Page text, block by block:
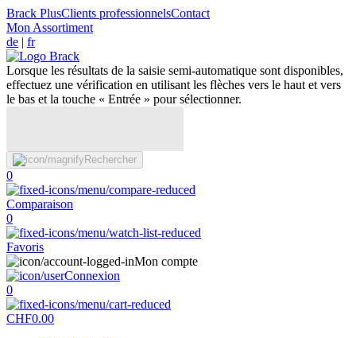
Brack PlusClients professionnelsContact
Mon Assortiment
de | fr
Lorsque les résultats de la saisie semi-automatique sont disponibles,
effectuez une vérification en utilisant les flèches vers le haut et vers
le bas et la touche « Entrée » pour sélectionner.
Rechercher
0
Comparaison
0
Favoris
Mon compte
Connexion
0
CHF0.00